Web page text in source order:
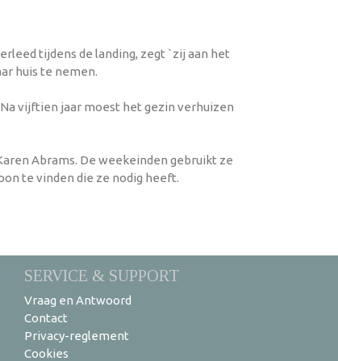
tijdens de landing, zegt `zij aan het
huis te nemen.
vijftien jaar moest het gezin verhuizen
Abrams. De weekeinden gebruikt ze
te vinden die ze nodig heeft.
SERVICE & SUPPORT
Vraag en Antwoord
Contact
Privacy-reglement
Cookies